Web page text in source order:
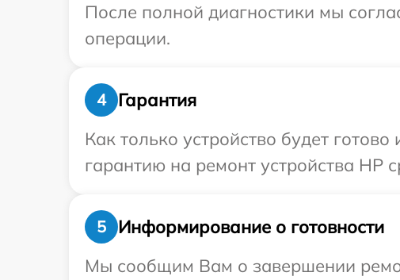
После полной диагностики мы
операции.
4
Гарантия
Как только устройство будет
гарантию на ремонт устройства HP
5
Информирование о готовности
Мы сообщим Вам о завершении